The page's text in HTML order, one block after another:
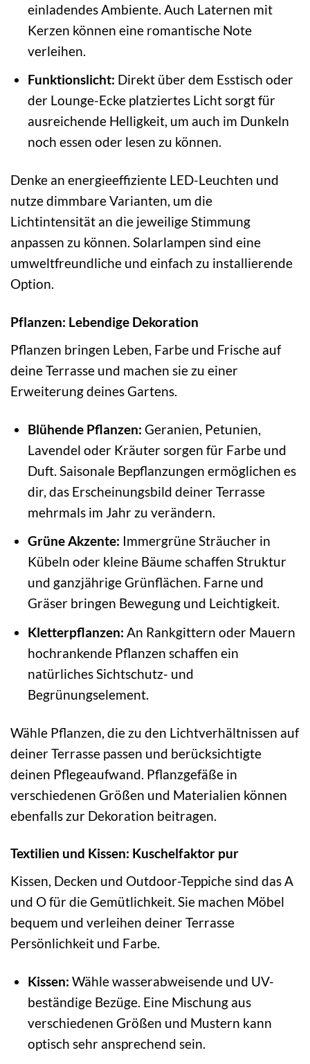
einladendes Ambiente. Auch Laternen mit
Kerzen können eine romantische Note
verleihen.
Funktionslicht: Direkt über dem Esstisch oder
der Lounge-Ecke platziertes Licht sorgt für
ausreichende Helligkeit, um auch im Dunkeln
noch essen oder lesen zu können.
Denke an energieeffiziente LED-Leuchten und
nutze dimmbare Varianten, um die
Lichtintensität an die jeweilige Stimmung
anpassen zu können. Solarlampen sind eine
umweltfreundliche und einfach zu installierende
Option.
Pflanzen: Lebendige Dekoration
Pflanzen bringen Leben, Farbe und Frische auf
deine Terrasse und machen sie zu einer
Erweiterung deines Gartens.
Blühende Pflanzen: Geranien, Petunien,
Lavendel oder Kräuter sorgen für Farbe und
Duft. Saisonale Bepflanzungen ermöglichen es
dir, das Erscheinungsbild deiner Terrasse
mehrmals im Jahr zu verändern.
Grüne Akzente: Immergrüne Sträucher in
Kübeln oder kleine Bäume schaffen Struktur
und ganzjährige Grünflächen. Farne und
Gräser bringen Bewegung und Leichtigkeit.
Kletterpflanzen: An Rankgittern oder Mauern
hochrankende Pflanzen schaffen ein
natürliches Sichtschutz- und
Begrünungselement.
Wähle Pflanzen, die zu den Lichtverhältnissen auf
deiner Terrasse passen und berücksichtigte
deinen Pflegeaufwand. Pflanzgefäße in
verschiedenen Größen und Materialien können
ebenfalls zur Dekoration beitragen.
Textilien und Kissen: Kuschelfaktor pur
Kissen, Decken und Outdoor-Teppiche sind das A
und O für die Gemütlichkeit. Sie machen Möbel
bequem und verleihen deiner Terrasse
Persönlichkeit und Farbe.
Kissen: Wähle wasserabweisende und UV-
beständige Bezüge. Eine Mischung aus
verschiedenen Größen und Mustern kann
optisch sehr ansprechend sein.